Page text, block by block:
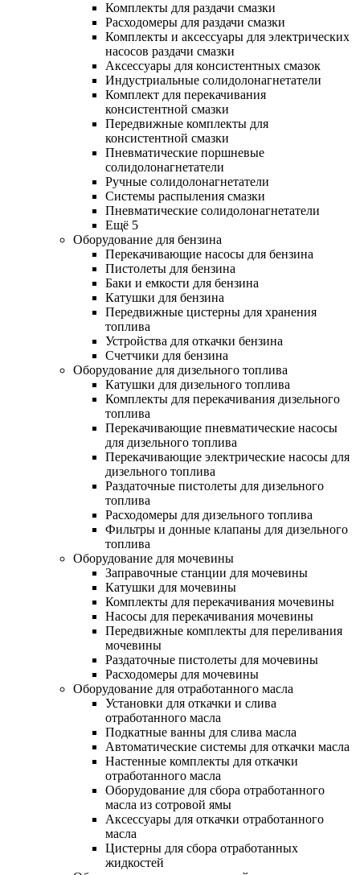
Комплекты для раздачи смазки
Расходомеры для раздачи смазки
Комплекты и аксессуары для электрических
насосов раздачи смазки
Аксессуары для консистентных смазок
Индустриальные солидолонагнетатели
Комплект для перекачивания
консистентной смазки
Передвижные комплекты для
консистентной смазки
Пневматические поршневые
солидолонагнетатели
Ручные солидолонагнетатели
Системы распыления смазки
Пневматические солидолонагнетатели
Ещё 5
Оборудование для бензина
Перекачивающие насосы для бензина
Пистолеты для бензина
Баки и емкости для бензина
Катушки для бензина
Передвижные цистерны для хранения
топлива
Устройства для откачки бензина
Счетчики для бензина
Оборудование для дизельного топлива
Катушки для дизельного топлива
Комплекты для перекачивания дизельного
топлива
Перекачивающие пневматические насосы
для дизельного топлива
Перекачивающие электрические насосы для
дизельного топлива
Раздаточные пистолеты для дизельного
топлива
Расходомеры для дизельного топлива
Фильтры и донные клапаны для дизельного
топлива
Оборудование для мочевины
Заправочные станции для мочевины
Катушки для мочевины
Комплекты для перекачивания мочевины
Насосы для перекачивания мочевины
Передвижные комплекты для переливания
мочевины
Раздаточные пистолеты для мочевины
Расходомеры для мочевины
Оборудование для отработанного масла
Установки для откачки и слива
отработанного масла
Подкатные ванны для слива масла
Автоматические системы для откачки масла
Настенные комплекты для откачки
отработанного масла
Оборудование для сбора отработанного
масла из сотровой ямы
Аксессуары для откачки отработанного
масла
Цистерны для сбора отработанных
жидкостей